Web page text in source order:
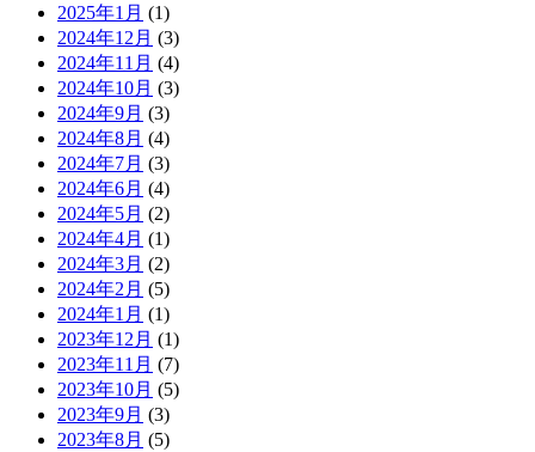
2025年1月 (1)
2024年12月 (3)
2024年11月 (4)
2024年10月 (3)
2024年9月 (3)
2024年8月 (4)
2024年7月 (3)
2024年6月 (4)
2024年5月 (2)
2024年4月 (1)
2024年3月 (2)
2024年2月 (5)
2024年1月 (1)
2023年12月 (1)
2023年11月 (7)
2023年10月 (5)
2023年9月 (3)
2023年8月 (5)